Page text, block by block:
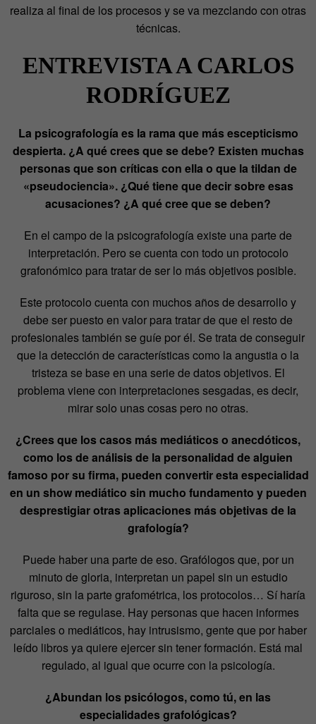
realiza al final de los procesos y se va mezclando con otras
técnicas.
ENTREVISTA A CARLOS
RODRÍGUEZ
La psicografología es la rama que más escepticismo
despierta. ¿A qué crees que se debe? Existen muchas
personas que son críticas con ella o que la tildan de
«pseudociencia». ¿Qué tiene que decir sobre esas
acusaciones? ¿A qué cree que se deben?
En el campo de la psicografología existe una parte de
interpretación. Pero se cuenta con todo un protocolo
grafonómico para tratar de ser lo más objetivos posible.
Este protocolo cuenta con muchos años de desarrollo y
debe ser puesto en valor para tratar de que el resto de
profesionales también se guíe por él. Se trata de conseguir
que la detección de características como la angustia o la
tristeza se base en una serie de datos objetivos. El
problema viene con interpretaciones sesgadas, es decir,
mirar solo unas cosas pero no otras.
¿Crees que los casos más mediáticos o anecdóticos,
como los de análisis de la personalidad de alguien
famoso por su firma, pueden convertir esta especialidad
en un show mediático sin mucho fundamento y pueden
desprestigiar otras aplicaciones más objetivas de la
grafología?
Puede haber una parte de eso. Grafólogos que, por un
minuto de gloria, interpretan un papel sin un estudio
riguroso, sin la parte grafométrica, los protocolos… Sí haría
falta que se regulase. Hay personas que hacen informes
parciales o mediáticos, hay intrusismo, gente que por haber
leído libros ya quiere ejercer sin tener formación. Está mal
regulado, al igual que ocurre con la psicología.
¿Abundan los psicólogos, como tú, en las
especialidades grafológicas?